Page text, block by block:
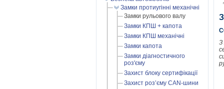
З
Замки протиугінні механічні
Замки рульового валу
Замки КПШ + капота
Замки КПШ механічні
Замки капота
Замки діагностичного
роз'єму
Захист блоку сертифікації
Захист роз’єму CAN-шини